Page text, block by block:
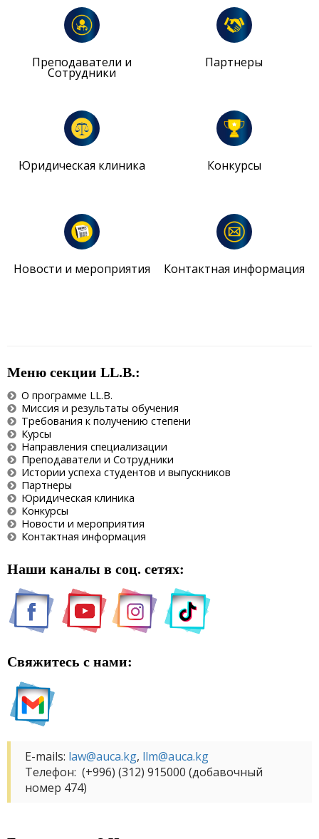
Преподаватели и
Сотрудники
Партнеры
Юридическая клиника Конкурсы
Новости и мероприятия Контактная информация
Меню секции LL.B.:
О программе LL.B.
Миссия и результаты обучения
Требования к получению степени
Курсы
Направления специализации
Преподаватели и Сотрудники
Истории успеха студентов и выпускников
Партнеры
Юридическая клиника
Конкурсы
Новости и мероприятия
Контактная информация
Наши каналы в соц. сетях:
Свяжитесь с нами:
E-mails: law@auca.kg, llm@auca.kg
Телефон: (+996) (312) 915000 (добавочный
номер 474)